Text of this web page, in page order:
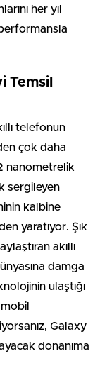
her yıl
Temsil
telefonun
çok daha
nanometrelik
sergileyen
kalbine
yaratıyor. Şık
akıllı
damga
ulaştığı
Galaxy
donanıma